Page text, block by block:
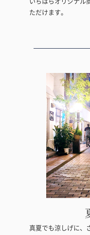
ただけます。
真夏でも涼しげに、